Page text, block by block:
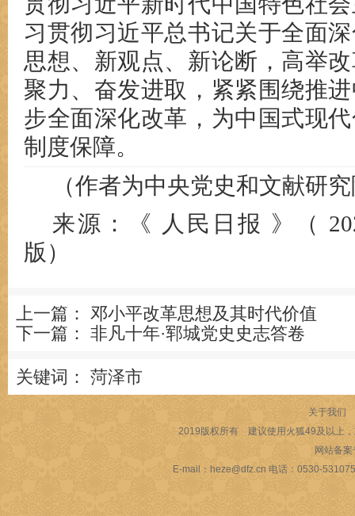
习贯彻习近平总书记关于全面
思想、新观点、新论断，高举
聚力、奋发进取，紧紧围绕推
步全面深化改革，为中国式现
制度保障。
（作者为中央党史和文献研
来源：《 人民日报 》（
版）
上一篇： 邓小平改革思想及其时代价值
下一篇： 非凡十年·郓城党史史志答卷
关键词： 菏泽市
关于我们
2019版权所有 建议使用火狐49及以上
网站备案
E-mail：heze@dfz.cn 电话：0530-